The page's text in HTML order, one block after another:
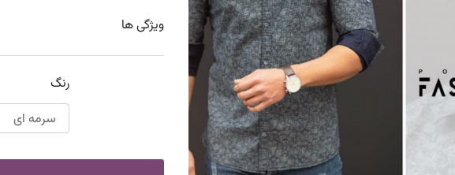
ویژگی ها
رنگ